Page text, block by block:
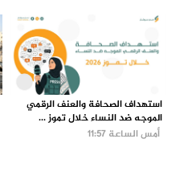
استهداف الصحافة والعنف الرقمي
الموجه ضد النساء خلال تموز ...
أمس الساعة 11:57